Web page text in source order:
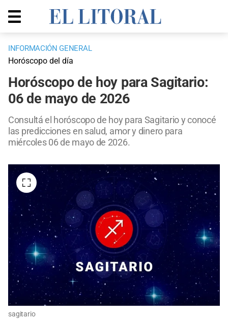
INFORMACIÓN GENERAL
Horóscopo del día
Horóscopo de hoy para Sagitario:
06 de mayo de 2026
Consultá el horóscopo de hoy para Sagitario y conocé
las predicciones en salud, amor y dinero para
miércoles 06 de mayo de 2026.
sagitario